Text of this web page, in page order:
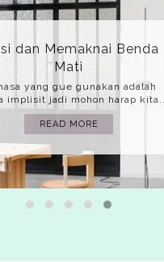
dan Memaknai Benda
Mati
yang gue gunakan adalah
implisit jadi mohon harap kita...
READ MORE